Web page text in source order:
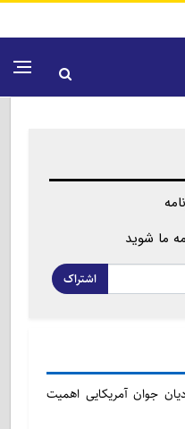
ما شوید
اشتراک
جوان آمریکایی اهمیت